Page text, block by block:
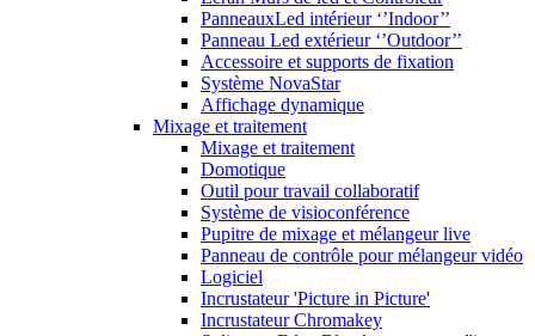
PanneauxLed intérieur ‘’Indoor’’
Panneau Led extérieur ‘’Outdoor’’
Accessoire et supports de fixation
Système NovaStar
Affichage dynamique
Mixage et traitement
Mixage et traitement
Domotique
Outil pour travail collaboratif
Système de visioconférence
Pupitre de mixage et mélangeur live
Panneau de contrôle pour mélangeur vidéo
Logiciel
Incrustateur 'Picture in Picture'
Incrustateur Chromakey